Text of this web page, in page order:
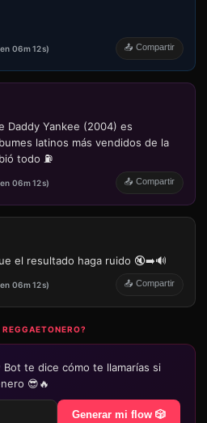
06m 12s) 📤 Compartir
Daddy Yankee (2004) es
latinos más vendidos de la
todo ⛽
06m 12s) 📤 Compartir
el resultado haga ruido 🔇➡️🔊
06m 12s) 📤 Compartir
te dice cómo te llamarías si
😎🔥
Generar mi flow 🎲